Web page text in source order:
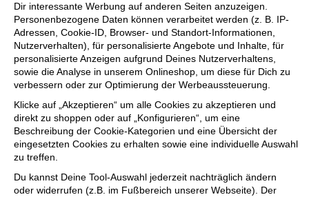
Dir interessante Werbung auf anderen Seiten anzuzeigen.
Personenbezogene Daten können verarbeitet werden (z. B. IP-
Adressen, Cookie-ID, Browser- und Standort-Informationen,
Nutzerverhalten), für personalisierte Angebote und Inhalte, für
personalisierte Anzeigen aufgrund Deines Nutzerverhaltens,
sowie die Analyse in unserem Onlineshop, um diese für Dich zu
verbessern oder zur Optimierung der Werbeaussteuerung.
Klicke auf „Akzeptieren“ um alle Cookies zu akzeptieren und
direkt zu shoppen oder auf „Konfigurieren“, um eine
Beschreibung der Cookie-Kategorien und eine Übersicht der
eingesetzten Cookies zu erhalten sowie eine individuelle Auswahl
zu treffen.
Du kannst Deine Tool-Auswahl jederzeit nachträglich ändern
oder widerrufen (z.B. im Fußbereich unserer Webseite). Der